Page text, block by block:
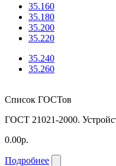
35.160
35.180
35.200
35.220
35.240
35.260
Список ГОСТов
ГОСТ 21021-2000.
0.00р.
Подробнее